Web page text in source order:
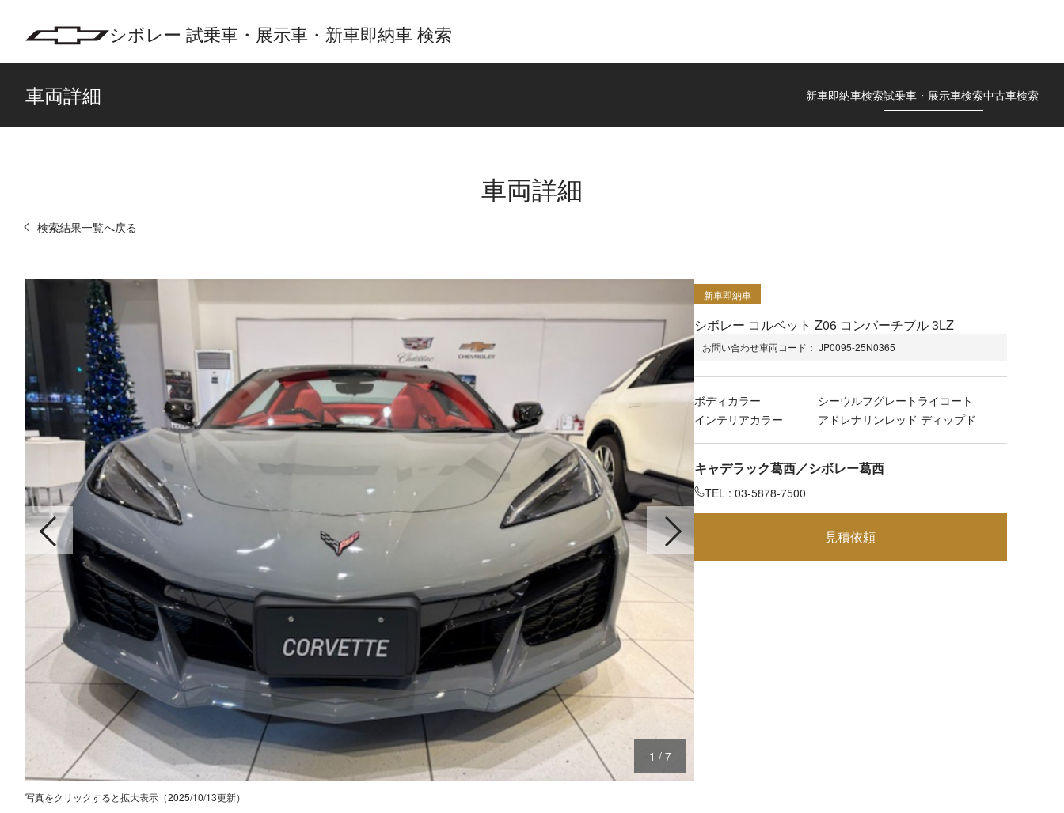
シボレー 試乗車・展示車・新車即納車 検索
車両詳細 新車即納車検索試乗車・展示車検索中古車検索
車両詳細
検索結果一覧へ戻る
1 / 7
写真をクリックすると拡大表示（2025/10/13更新）
新車即納車
シボレー コルベット Z06 コンバーチブル 3LZ
お問い合わせ車両コード： JP0095-25N0365
ボディカラー
シーウルフグレートライコート
インテリアカラー
アドレナリンレッド ディップド
キャデラック葛西／シボレー葛西
TEL : 03-5878-7500
見積依頼